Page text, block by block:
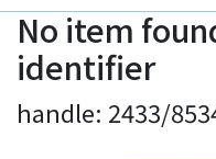
Home
Communities
Browse
No item
identifier
handle: 2433/